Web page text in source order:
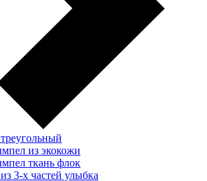
из экокожи
ткань флок
3-х частей улыбка